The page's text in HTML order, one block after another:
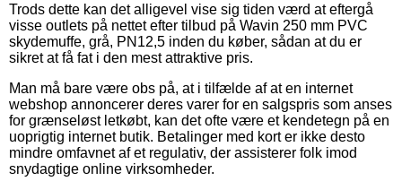
Trods dette kan det alligevel vise sig tiden værd at eftergå
visse outlets på nettet efter tilbud på Wavin 250 mm PVC
skydemuffe, grå, PN12,5 inden du køber, sådan at du er
sikret at få fat i den mest attraktive pris.
Man må bare være obs på, at i tilfælde af at en internet
webshop annoncerer deres varer for en salgspris som anses
for grænseløst letkøbt, kan det ofte være et kendetegn på en
uoprigtig internet butik. Betalinger med kort er ikke desto
mindre omfavnet af et regulativ, der assisterer folk imod
snydagtige online virksomheder.